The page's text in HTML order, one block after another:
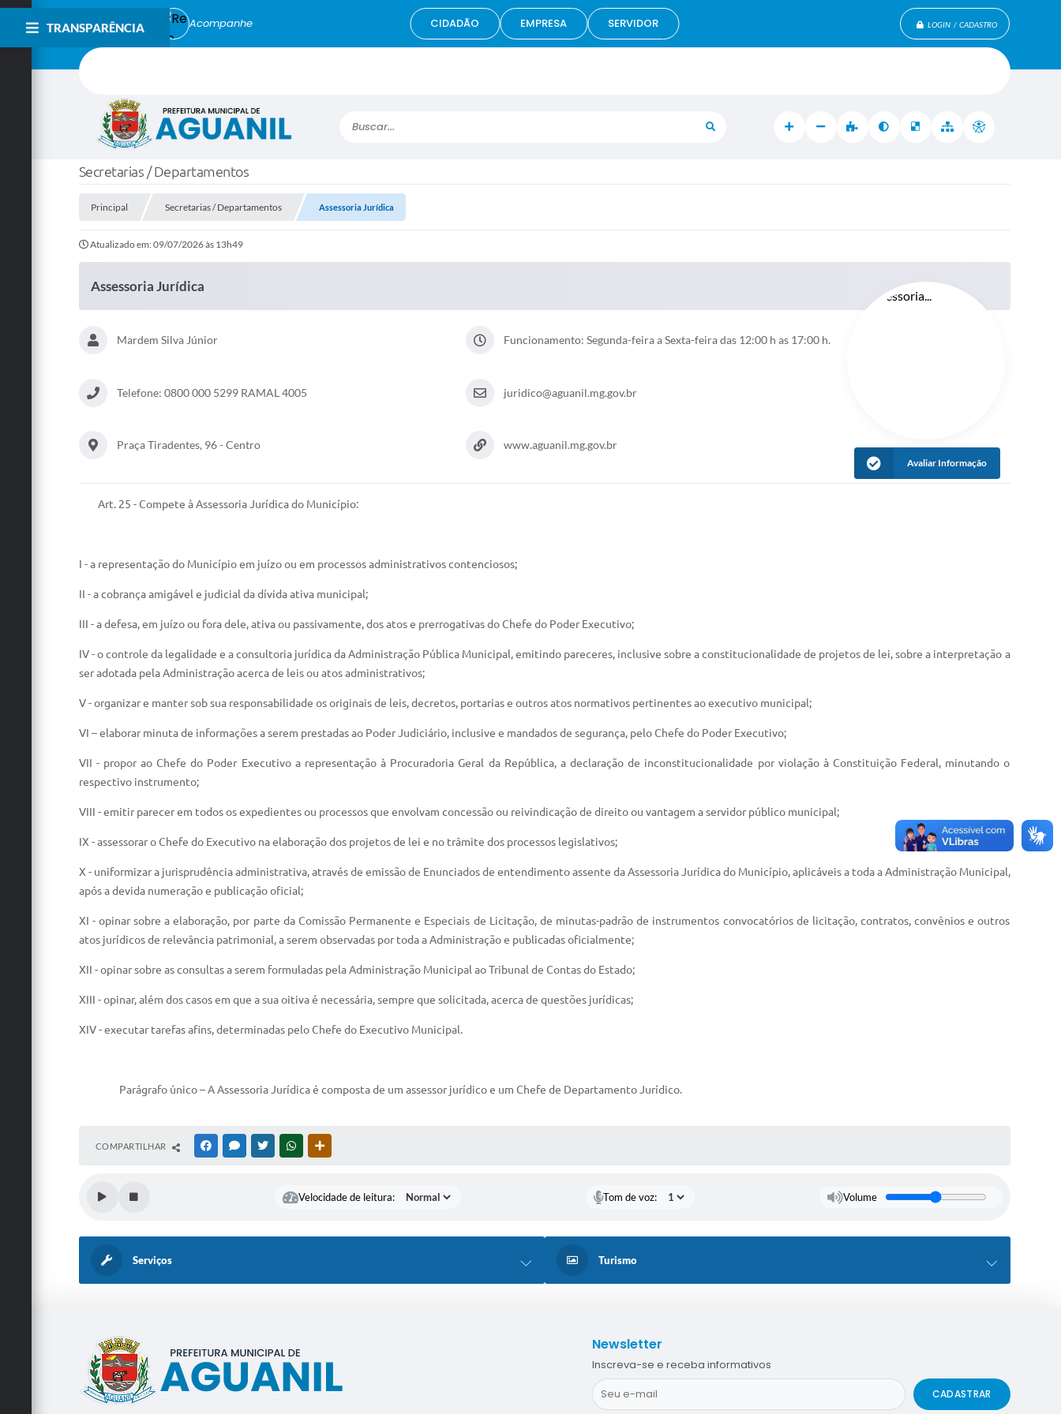
LOGIN / CADASTRO
Buscar...
Acompanhe CIDADÃO EMPRESA SERVIDOR
TRANSPARÊNCIA
Secretarias / Departamentos
Principal Secretarias / Departamentos Assessoria Jurídica
Atualizado em: 09/07/2026 às 13h49
Assessoria Jurídica
Mardem Silva Júnior Funcionamento: Segunda-feira a Sexta-feira das 12:00 h as 17:00 h.
Telefone: 0800 000 5299 RAMAL 4005 juridico@aguanil.mg.gov.br
Praça Tiradentes, 96 - Centro www.aguanil.mg.gov.br
Avaliar Informação
Art. 25 - Compete à Assessoria Jurídica do Município:
I - a representação do Município em juízo ou em processos administrativos contenciosos;
II - a cobrança amigável e judicial da dívida ativa municipal;
III - a defesa, em juízo ou fora dele, ativa ou passivamente, dos atos e prerrogativas do Chefe do Poder Executivo;
IV - o controle da legalidade e a consultoria jurídica da Administração Pública Municipal, emitindo pareceres, inclusive sobre a constitucionalidade de projetos de lei, sobre a interpretação a
ser adotada pela Administração acerca de leis ou atos administrativos;
V - organizar e manter sob sua responsabilidade os originais de leis, decretos, portarias e outros atos normativos pertinentes ao executivo municipal;
VI – elaborar minuta de informações a serem prestadas ao Poder Judiciário, inclusive e mandados de segurança, pelo Chefe do Poder Executivo;
VII - propor ao Chefe do Poder Executivo a representação à Procuradoria Geral da República, a declaração de inconstitucionalidade por violação à Constituição Federal, minutando o
respectivo instrumento;
VIII - emitir parecer em todos os expedientes ou processos que envolvam concessão ou reivindicação de direito ou vantagem a servidor público municipal;
IX - assessorar o Chefe do Executivo na elaboração dos projetos de lei e no trâmite dos processos legislativos;
X - uniformizar a jurisprudência administrativa, através de emissão de Enunciados de entendimento assente da Assessoria Jurídica do Município, aplicáveis a toda a Administração Municipal,
após a devida numeração e publicação oficial;
XI - opinar sobre a elaboração, por parte da Comissão Permanente e Especiais de Licitação, de minutas-padrão de instrumentos convocatórios de licitação, contratos, convênios e outros
atos jurídicos de relevância patrimonial, a serem observadas por toda a Administração e publicadas oficialmente;
XII - opinar sobre as consultas a serem formuladas pela Administração Municipal ao Tribunal de Contas do Estado;
XIII - opinar, além dos casos em que a sua oitiva é necessária, sempre que solicitada, acerca de questões jurídicas;
XIV - executar tarefas afins, determinadas pelo Chefe do Executivo Municipal.
Parágrafo único – A Assessoria Jurídica é composta de um assessor jurídico e um Chefe de Departamento Jurídico.
COMPARTILHAR FACEBOOKMESSENGER
TWITTERWHATSAPP
Velocidade de leitura: Tom de voz: Volume
Serviços Turismo
Newsletter
Inscreva-se e receba informativos
CADASTRAR